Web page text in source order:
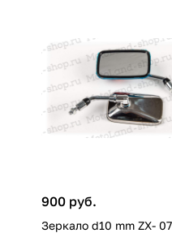
900 руб.
Зеркало d10 mm ZX-